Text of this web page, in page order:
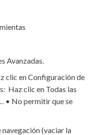
Avanzadas.
clic en Configuración de
Haz clic en Todas las
• No permitir que se
(vaciar la